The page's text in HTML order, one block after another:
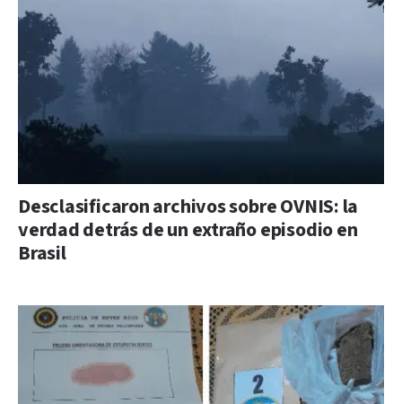
Desclasificaron archivos sobre OVNIS: la
verdad detrás de un extraño episodio en
Brasil